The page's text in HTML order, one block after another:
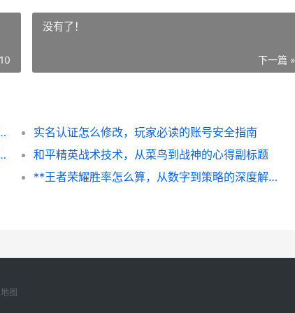
没有了！
下一篇 »
深玩家的排障指南**
实名认证怎么修改，玩家必读的账号安全指南
资深玩家的赛季探索指南
和平精英战术技术，从菜鸟到战神的心得副标题
**王者荣耀胜率怎么算，从数字到策略的深度解析，副标题，胜率背后的真实游戏力**
图